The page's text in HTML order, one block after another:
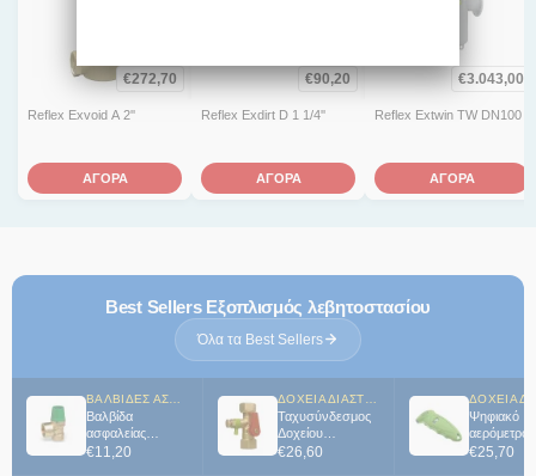
€272,70
Reflex Exvoid A 2''
ΑΓΟΡΑ
€90,20
Reflex Exdirt D 1 1/4''
ΑΓΟΡΑ
€3.043,00
Reflex Extwin TW DN100
ΑΓΟΡΑ
Best Sellers Εξοπλισμός λεβητοστασίου
Όλα τα Best Sellers
Βαλβίδα
ασφαλείας
Ηλιακών WATTS
€11,20
Ταχυσύνδεσμος
Δοχείου
διαστολής Reflex
€26,60
Ψηφιακό
αερόμετρο
€25,70